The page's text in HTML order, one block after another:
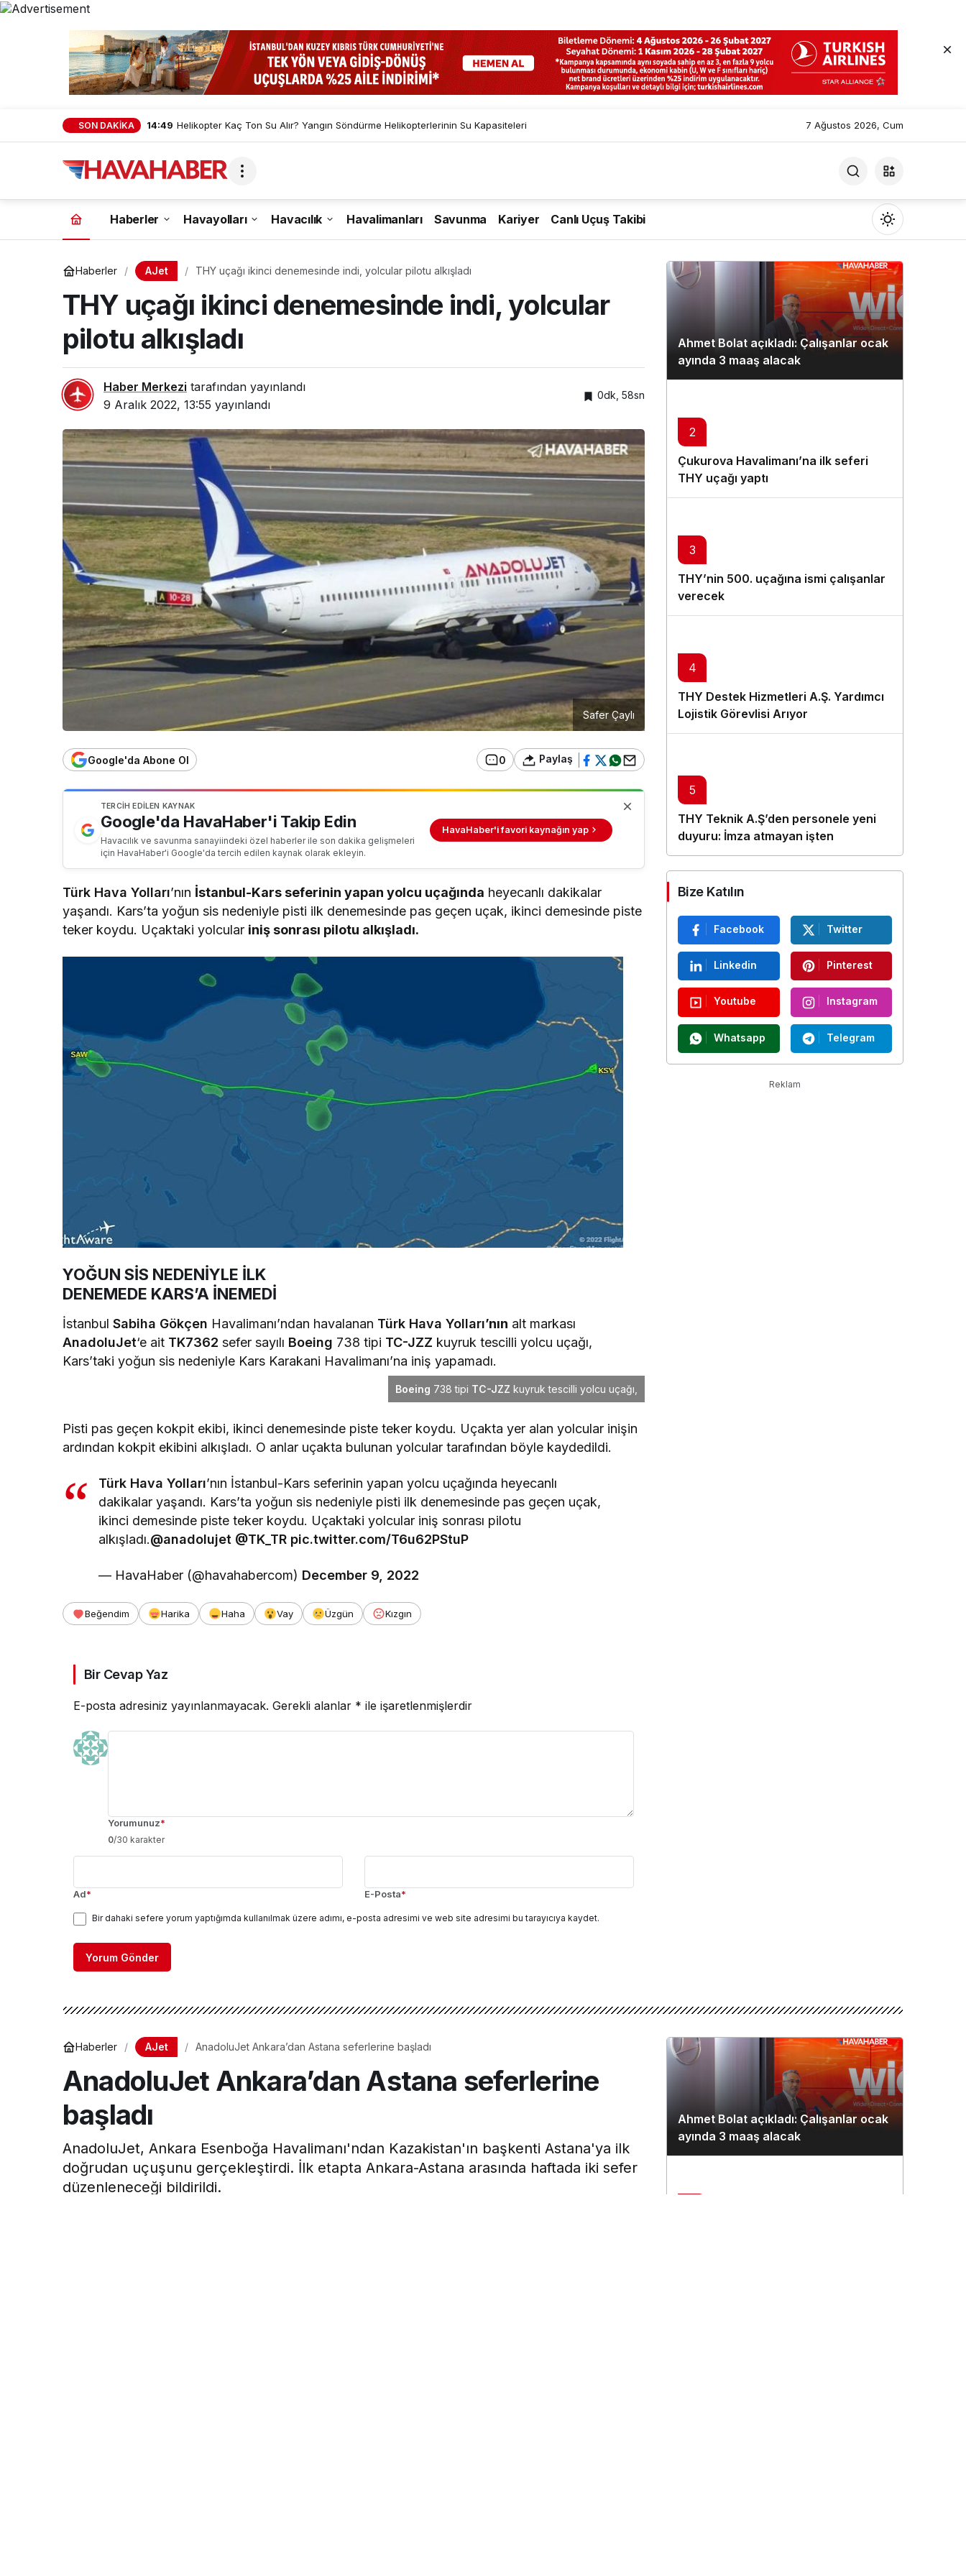
SON DAKİKA 14:49 Helikopter Kaç Ton Su Alır? Yangın Söndürme Helikopterlerinin Su Kapasiteleri 7 Ağustos 2026, Cum
Haberler Havayolları Havacılık Havalimanları Savunma Kariyer Canlı Uçuş Takibi
Mod
değiştir
Gündüz Modu
Gündüz modunu seçin.
Sistem modunu seçin.
Haberler AJet THY uçağı ikinci denemesinde indi, yolcular pilotu alkışladı
THY uçağı ikinci denemesinde indi, yolcular
pilotu alkışladı
Haber Merkezi tarafından yayınlandı
9 Aralık 2022, 13:55 yayınlandı
0dk, 58sn
Safer Çaylı
Google'da Abone Ol 0 Paylaş
TERCIH EDILEN KAYNAK
Google'da HavaHaber'i Takip Edin
Havacılık ve savunma sanayiindeki özel haberler ile son dakika gelişmeleri
için HavaHaber'i Google'da tercih edilen kaynak olarak ekleyin.
HavaHaber'i favori kaynağın yap
Türk Hava Yolları’nın İstanbul-Kars seferinin yapan yolcu uçağında heyecanlı dakikalar
yaşandı. Kars’ta yoğun sis nedeniyle pisti ilk denemesinde pas geçen uçak, ikinci demesinde piste
teker koydu. Uçaktaki yolcular iniş sonrası pilotu alkışladı.
YOĞUN SİS NEDENİYLE İLK
DENEMEDE KARS’A İNEMEDİ
İstanbulSabiha Gökçen Havalimanı’ndan havalanan Türk Hava Yolları’nın alt markası
AnadoluJet‘e ait TK7362 sefer sayılı Boeing 738 tipi TC-JZZ kuyruk tescilli yolcu uçağı,
Kars’taki yoğun sis nedeniyle Kars Karakani Havalimanı’na iniş yapamadı.
Boeing 738 tipi TC-JZZ kuyruk tescilli yolcu uçağı,
Pisti pas geçen kokpit ekibi, ikinci denemesinde piste teker koydu. Uçakta yer alan yolcular inişin
ardından kokpit ekibini alkışladı. O anlar uçakta bulunan yolcular tarafından böyle kaydedildi.
Türk Hava Yolları’nın İstanbul-Kars seferinin yapan yolcu uçağında heyecanlı
dakikalar yaşandı. Kars’ta yoğun sis nedeniyle pisti ilk denemesinde pas geçen uçak,
ikinci demesinde piste teker koydu. Uçaktaki yolcular iniş sonrası pilotu
alkışladı.@anadolujet @TK_TR pic.twitter.com/T6u62PStuP
— HavaHaber (@havahabercom) December 9, 2022
Beğendim Harika Haha Vay Üzgün Kızgın
Bir Cevap Yaz
E-posta adresiniz yayınlanmayacak. Gerekli alanlar * ile işaretlenmişlerdir
Yorumunuz*
0/30 karakter
Ad* E-Posta*
Bir dahaki sefere yorum yaptığımda kullanılmak üzere adımı, e-posta adresimi ve web site adresimi bu tarayıcıya kaydet.
Yorum Gönder
Ahmet Bolat açıkladı: Çalışanlar ocak
ayında 3 maaş alacak
2
Çukurova Havalimanı’na ilk seferi
THY uçağı yaptı
3
THY’nin 500. uçağına ismi çalışanlar
verecek
4
THY Destek Hizmetleri A.Ş. Yardımcı
Lojistik Görevlisi Arıyor
5
THY Teknik A.Ş’den personele yeni
duyuru: İmza atmayan işten
çıkarılacak
Bize Katılın
Facebook Twitter
Linkedin Pinterest
Youtube Instagram
Whatsapp Telegram
Reklam
Haberler AJet AnadoluJet Ankara’dan Astana seferlerine başladı
AnadoluJet Ankara’dan Astana seferlerine
başladı
AnadoluJet, Ankara Esenboğa Havalimanı'ndan Kazakistan'ın başkenti Astana'ya ilk
doğrudan uçuşunu gerçekleştirdi. İlk etapta Ankara-Astana arasında haftada iki sefer
düzenleneceği bildirildi.
Ahmet Bolat açıkladı: Çalışanlar ocak
ayında 3 maaş alacak